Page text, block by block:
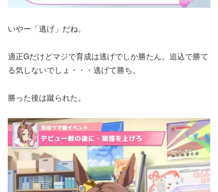
いやー「逃げ」だね。
適正Gだけどマジで育成は逃げでしか勝たん。追込で勝て
る気しないでしょ・・・逃げて勝ち。
勝った後は蹴られた。